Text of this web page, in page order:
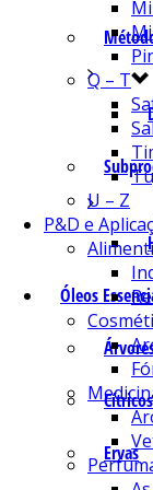
Óleos
Cítricos
Ervas
Q – T
U – Z
P&D e